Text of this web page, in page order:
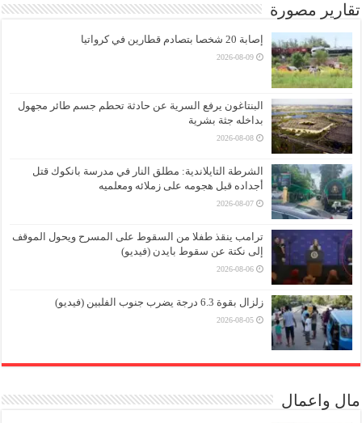
تقارير مصورة
إصابة 20 شخصا بتصادم قطارين في كرواتيا
2026-08-09
البنتاغون يرفع السرية عن حادثة تحطم جسم طائر مجهول
بداخله جثة بشرية
2026-08-08
الشرطة التايلاندية: مطلق النار في مدرسة بانكوك قتل
أجداده قبل هجومه على زملائه ومعلميه
2026-08-07
ترامب ينقذ طفلا من السقوط على المسرح ويحول الموقف
إلى نكتة عن سقوط بايدن (فيديو)
2026-08-06
زلزال بقوة 6.3 درجة يضرب جنوب الفلبين (فيديو)
2026-08-05
مال واعمال